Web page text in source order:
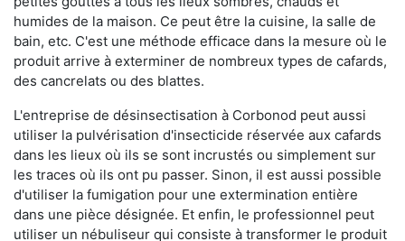
humides de la maison. Ce peut être la cuisine, la salle de
bain, etc. C'est une méthode efficace dans la mesure où le
produit arrive à exterminer de nombreux types de cafards,
des cancrelats ou des blattes.
L'entreprise de désinsectisation à Corbonod peut aussi
utiliser la pulvérisation d'insecticide réservée aux cafards
dans les lieux où ils se sont incrustés ou simplement sur
les traces où ils ont pu passer. Sinon, il est aussi possible
d'utiliser la fumigation pour une extermination entière
dans une pièce désignée. Et enfin, le professionnel peut
utiliser un nébuliseur qui consiste à transformer le produit